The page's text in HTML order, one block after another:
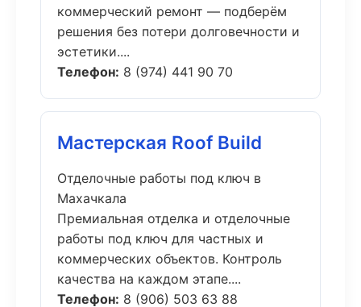
коммерческий ремонт — подберём
решения без потери долговечности и
эстетики....
Телефон: 8 (974) 441 90 70
Мастерская Roof Build
Отделочные работы под ключ в
Махачкала
Премиальная отделка и отделочные
работы под ключ для частных и
коммерческих объектов. Контроль
качества на каждом этапе....
Телефон: 8 (906) 503 63 88